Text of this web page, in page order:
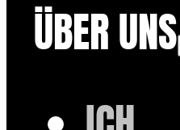
ÜBER UNS